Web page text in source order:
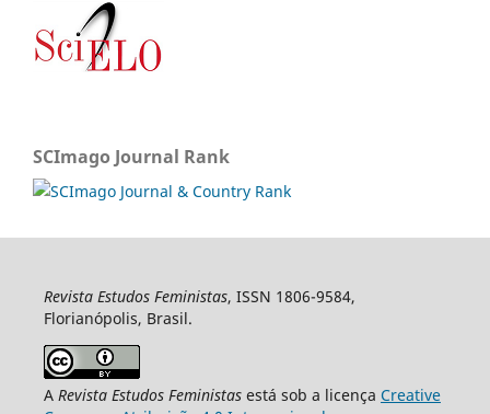
SCImago Journal Rank
Revista Estudos Feministas, ISSN 1806-9584,
Florianópolis, Brasil.
A Revista Estudos Feministasestá sob a licença Creative